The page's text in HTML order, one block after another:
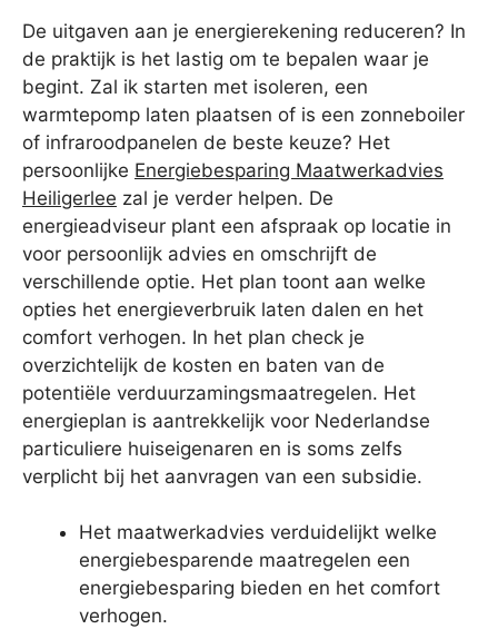
De uitgaven aan je energierekening reduceren? In
de praktijk is het lastig om te bepalen waar je
begint. Zal ik starten met isoleren, een
warmtepomp laten plaatsen of is een zonneboiler
of infraroodpanelen de beste keuze? Het
persoonlijke Energiebesparing Maatwerkadvies
Heiligerlee zal je verder helpen. De
energieadviseur plant een afspraak op locatie in
voor persoonlijk advies en omschrijft de
verschillende optie. Het plan toont aan welke
opties het energieverbruik laten dalen en het
comfort verhogen. In het plan check je
overzichtelijk de kosten en baten van de
potentiële verduurzamingsmaatregelen. Het
energieplan is aantrekkelijk voor Nederlandse
particuliere huiseigenaren en is soms zelfs
verplicht bij het aanvragen van een subsidie.
Het maatwerkadvies verduidelijkt welke
energiebesparende maatregelen een
energiebesparing bieden en het comfort
verhogen.